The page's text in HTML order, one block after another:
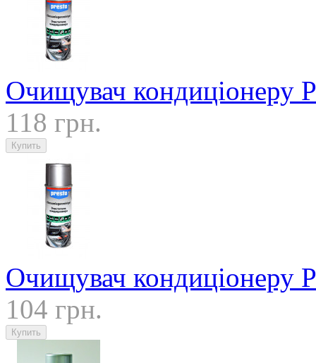
Очищувач кондиціонеру
118 грн.
Очищувач кондиціонеру
104 грн.